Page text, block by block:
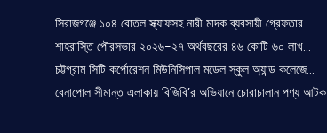
সিরাজগঞ্জে ১০৪ বোতল স্ক্যাফসহ নারী মাদক ব্যবসায়ী গ্রেফতার
শাহরাস্তি পৌরসভার ২০২৬-২৭ অর্থবছরের ৪৬ কোটি ৬০ লাখ...
চট্টগ্রাম সিটি কর্পোরেশন মিউনিসিপাল মডেল স্কুল অ্যান্ড কলেজে...
বেনাপোল সীমান্ত এলাকায় বিজিবি’র অভিযানে চোরাচালান পণ্য আটক